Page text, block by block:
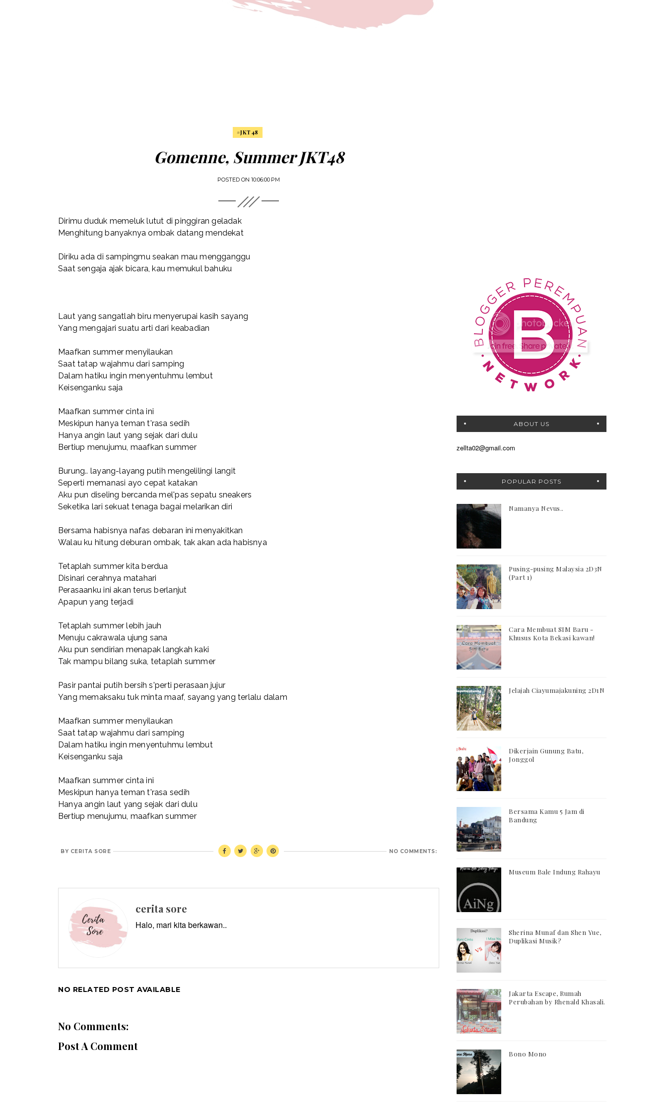
#JKT48
Gomenne, Summer JKT48
POSTED ON 10:06:00 PM
Dirimu duduk memeluk lutut di pinggiran geladak
Menghitung banyaknya ombak datang mendekat
Diriku ada di sampingmu seakan mau mengganggu
Saat sengaja ajak bicara, kau memukul bahuku
Laut yang sangatlah biru menyerupai kasih sayang
Yang mengajari suatu arti dari keabadian
Maafkan summer menyilaukan
Saat tatap wajahmu dari samping
Dalam hatiku ingin menyentuhmu lembut
Keisenganku saja
Maafkan summer cinta ini
Meskipun hanya teman t'rasa sedih
Hanya angin laut yang sejak dari dulu
Bertiup menujumu, maafkan summer
Burung.. layang-layang putih mengelilingi langit
Seperti memanasi ayo cepat katakan
Aku pun diseling bercanda mel'pas sepatu sneakers
Seketika lari sekuat tenaga bagai melarikan diri
Bersama habisnya nafas debaran ini menyakitkan
Walau ku hitung deburan ombak, tak akan ada habisnya
Tetaplah summer kita berdua
Disinari cerahnya matahari
Perasaanku ini akan terus berlanjut
Apapun yang terjadi
Tetaplah summer lebih jauh
Menuju cakrawala ujung sana
Aku pun sendirian menapak langkah kaki
Tak mampu bilang suka, tetaplah summer
Pasir pantai putih bersih s'perti perasaan jujur
Yang memaksaku tuk minta maaf, sayang yang terlalu dalam
Maafkan summer menyilaukan
Saat tatap wajahmu dari samping
Dalam hatiku ingin menyentuhmu lembut
Keisenganku saja
Maafkan summer cinta ini
Meskipun hanya teman t'rasa sedih
Hanya angin laut yang sejak dari dulu
Bertiup menujumu, maafkan summer
NO COMMENTS:
BY CERITA SORE
cerita sore
Halo, mari kita berkawan..
NO RELATED POST AVAILABLE
No Comments:
Post A Comment
ABOUT US
zellta02@gmail.com
POPULAR POSTS
Namanya Nevus..
Pusing-pusing Malaysia 2D3N
(Part 1)
Cara Membuat SIM Baru -
Khusus Kota Bekasi kawan!
Jelajah Ciayumajakuning 2D1N
Dikerjain Gunung Batu,
Jonggol
Bersama Kamu 5 Jam di
Bandung
Museum Bale Indung Rahayu
Sherina Munaf dan Shen Yue,
Duplikasi Musik?
Jakarta Escape, Rumah
Perubahan by Rhenald Khasali.
Bono Mono